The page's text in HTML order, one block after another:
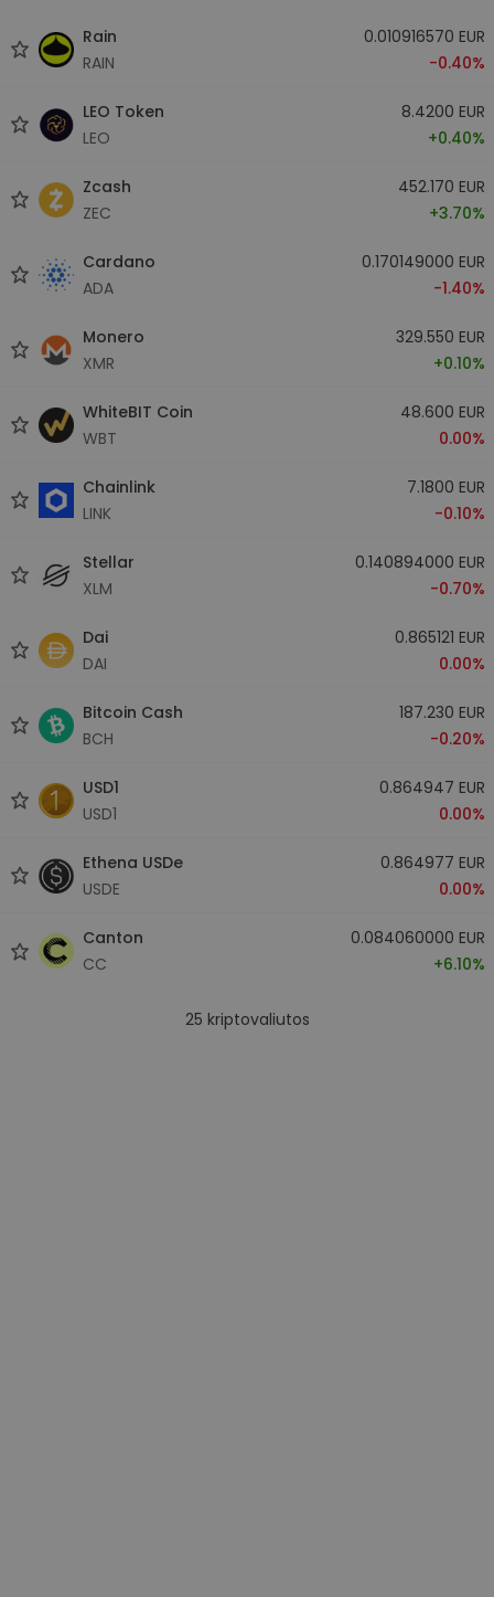
Rain
RAIN
0.010916570 EUR
-0.40%
LEO Token
LEO
8.4200 EUR
+0.40%
Zcash
ZEC
452.170 EUR
+3.70%
Cardano
ADA
0.170149000 EUR
-1.40%
Monero
XMR
329.550 EUR
+0.10%
WhiteBIT Coin
WBT
48.600 EUR
0.00%
Chainlink
LINK
7.1800 EUR
-0.10%
Stellar
XLM
0.140894000 EUR
-0.70%
Dai
DAI
0.865121 EUR
0.00%
Bitcoin Cash
BCH
187.230 EUR
-0.20%
USD1
USD1
0.864947 EUR
0.00%
Ethena USDe
USDE
0.864977 EUR
0.00%
Canton
CC
0.084060000 EUR
+6.10%
25 kriptovaliutos